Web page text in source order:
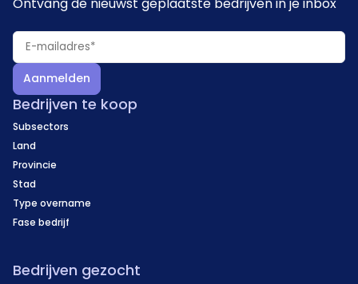
Aanmelden
Bedrijven te koop
Subsectors
Land
Provincie
Stad
Type overname
Fase bedrijf
Bedrijven gezocht